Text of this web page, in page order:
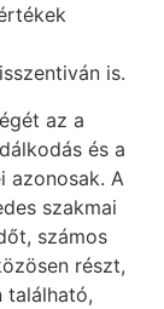
is.
az a
és a
azonosak. A
szakmai
számos
részt,
található,